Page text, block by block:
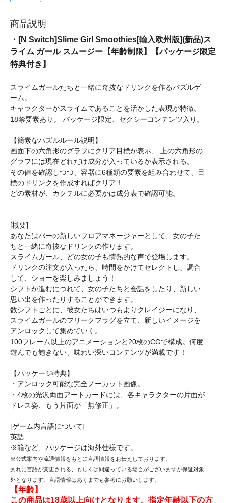
商品説明
・[N Switch]Slime Girl Smoothies[輸入欧州版](新品)ス
ライム ガール スムージー【年齢制限】【パッケージ限定
特典付き】
スライムガールたちと一緒に奇抜なドリンクを作るパズルゲ
ーム。
キャラクターがスライムであることを活かした表現が特徴。
18禁要素あり。 パッケージ限定、セクシーコンテンツ入り。
【簡素なパズルルール説明】
画面下の六角形のグラフにクリア目標が表示、 上の六角形の
グラフには現在どれだけ成分が入っているか表示される。
その値を確認しつつ、容器に6種類の要素を組み合わせて、目
標のドリンクを作成すればクリア！
どの素材が、カクテルに必要かは成分表で確認可能。
[概要]
あなたはバーの新しいフロアマネージャーとして、女の子た
ちと一緒に奇抜なドリンクの作ります。
スライムガール、どの女の子も情熱的な声で登場します。
ドリンクの注文が入ったら、時間をかけてセレクトし、調合
して、ショーを楽しみましょう！
シフトが進むにつれて、女の子たちと会話をしたり、新しい
思い出を作ったりすることができます。
数シフトごとに、彼女たちはいつもよりクレイジーになり、
スライムガールのフリークフラグを立て、新しいイメージを
アンロックして集めていく。
100フレーム以上のアニメーションと20枚のCGで構成。何度
遊んでも飽きない、味わい深いコンテンツが満載です！
【パッケージ特典】
・アンロック可能な完全ノーカット画像。
・4枚の光沢両面アートカードには、各キャラクターの片面が
ドレス姿、もう片面が「無修正」。
[ゲーム内言語について]
英語
※箱など、パッケージは海外仕様です。
※公式案内や流通情報をもとに言語情報をお伝えしております。
まれに言語が変更される、もしくは間違っている場合がございますが保証対象
外となります。言語情報はあくまでも参考にお願いします。
【年齢】
この商品は18歳以上向けとなります。指定年齢以下の方